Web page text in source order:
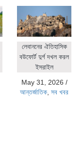
লেবাননের ঐতিহাসিক
বউফোর্ট দুর্গ দখল করল
ইসরাইল
May 31, 2026 /
আন্তর্জাতিক ,সব খবর